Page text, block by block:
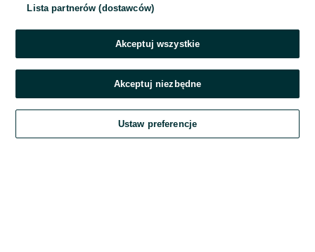
Nie pamiętasz hasła?
Zaloguj się
Kontynuując za pośrednictwem jednego z dostawców wskazanych powyżej,
Regulamin serwisu OLX.pl w jego aktualnym brzmieniu.
Lista partnerów (dostawców)
Akceptuj wszystkie
Akceptuj niezbędne
Ustaw preferencje